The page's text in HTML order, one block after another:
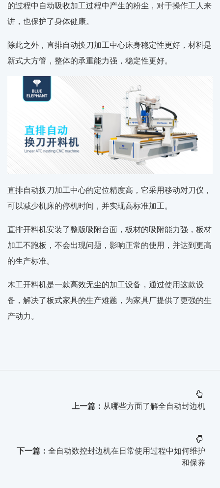
的过程中自动吸收加工过程中产生的粉尘，对于操作工人来
讲，也保护了身体健康。
除此之外，直排自动换刀加工中心床身稳定性更好，材料是
新式大方管，整体的承重能力强，稳定性更好。
直排自动换刀加工中心的定位精度高，它采用移动对刀仪，
可以减少机床的停机时间，并实现高标准加工。
直排开料机安装了整版吸附台面，板材的吸附能力强，板材
加工不跑板，不会出现问题，影响正常的使用，并达到更高
的生产标准。
木工开料机是一款高效无尘的加工设备，通过使用这款设
备，解决了板式家具的生产难题，为家具厂提供了更强的生
产动力。
上一篇： 从哪些方面了解全自动封边机
下一篇： 全自动数控封边机在日常使用过程中如何维护
和保养